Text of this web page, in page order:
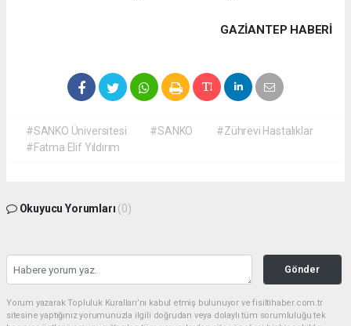
GAZIANTEP HABERİ
#SANKO Üniversitesi #SANKO
#Zührevi Hastalıklar
#Fatma Elif Yıldırım
Okuyucu Yorumları (0)
Gönder
Yorum yazarak Topluluk Kuralları’nı kabul etmiş bulunuyor ve fisiltihaber.com.tr
sitesine yaptığınız yorumunuzla ilgili doğrudan veya dolaylı tüm sorumluluğu tek